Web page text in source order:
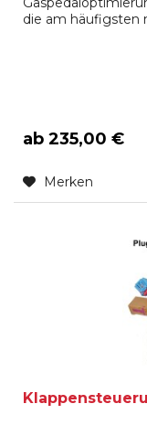
die am häufigsten
ab 235,00 €
Merken